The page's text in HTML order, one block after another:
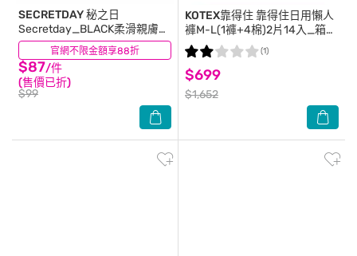
官網不限金額享88折
SECRETDAY秘之日
Secretday_BLACK柔滑親膚護
墊18cm20片-箱購
$87/件
(售價已折)
$99
(0)
KOTEX靠得住 靠得住日用懶人
褲M-L(1褲+4棉)2片14入_箱
購-箱購
$699
$1,652
(1)